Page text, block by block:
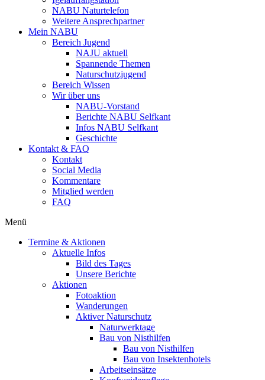
NABU Naturtelefon
Weitere Ansprechpartner
Mein NABU
Bereich Jugend
NAJU aktuell
Spannende Themen
Naturschutzjugend
Bereich Wissen
Wir über uns
NABU-Vorstand
Berichte NABU Selfkant
Infos NABU Selfkant
Geschichte
Kontakt & FAQ
Kontakt
Social Media
Kommentare
Mitglied werden
FAQ
Menü
Termine & Aktionen
Aktuelle Infos
Bild des Tages
Unsere Berichte
Aktionen
Fotoaktion
Wanderungen
Aktiver Naturschutz
Naturwerktage
Bau von Nisthilfen
Bau von Nisthilfen
Bau von Insektenhotels
Arbeitseinsätze